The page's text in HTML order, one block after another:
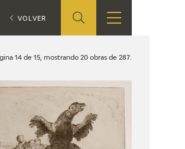
EN
EDUCA
CEDEA
RECURSOS
EDUCATIVOS
FICHAS ARASAAC
14 de 15, mostrando 20 obras de 287.
VOLVER